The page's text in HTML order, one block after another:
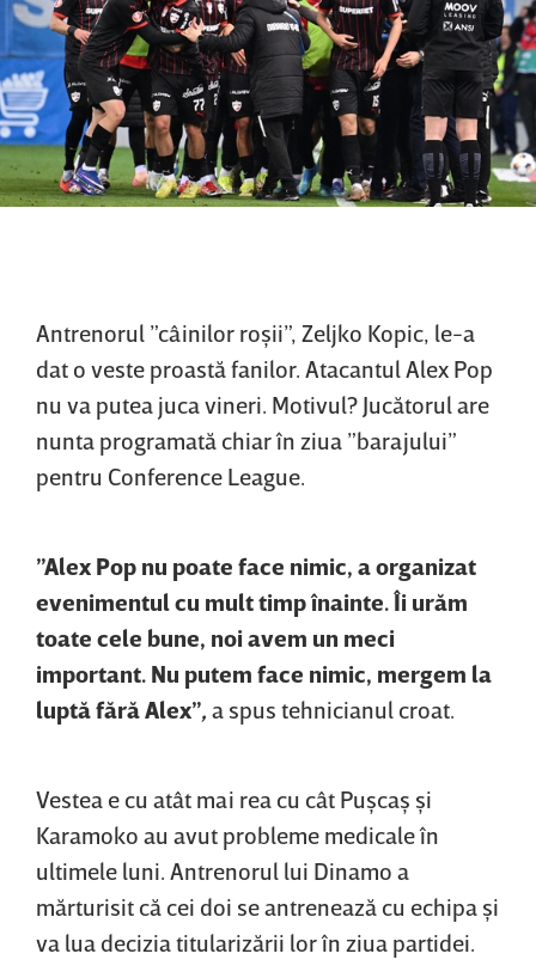
Antrenorul ”câinilor roşii”, Zeljko Kopic, le-a
dat o veste proastă fanilor. Atacantul Alex Pop
nu va putea juca vineri. Motivul? Jucătorul are
nunta programată chiar în ziua ”barajului”
pentru Conference League.
”Alex Pop nu poate face nimic, a organizat
evenimentul cu mult timp înainte. Îi urăm
toate cele bune, noi avem un meci
important. Nu putem face nimic, mergem la
luptă fără Alex”, a spus tehnicianul croat.
Vestea e cu atât mai rea cu cât Puşcaş şi
Karamoko au avut probleme medicale în
ultimele luni. Antrenorul lui Dinamo a
mărturisit că cei doi se antrenează cu echipa şi
va lua decizia titularizării lor în ziua partidei.